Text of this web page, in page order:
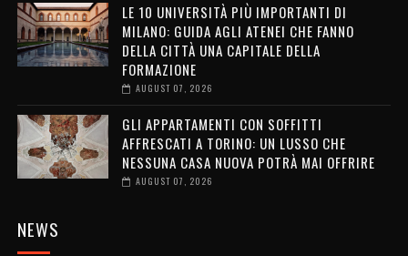
LE 10 UNIVERSITÀ PIÙ IMPORTANTI DI
MILANO: GUIDA AGLI ATENEI CHE FANNO
DELLA CITTÀ UNA CAPITALE DELLA
FORMAZIONE
AUGUST 07, 2026
GLI APPARTAMENTI CON SOFFITTI
AFFRESCATI A TORINO: UN LUSSO CHE
NESSUNA CASA NUOVA POTRÀ MAI OFFRIRE
AUGUST 07, 2026
NEWS